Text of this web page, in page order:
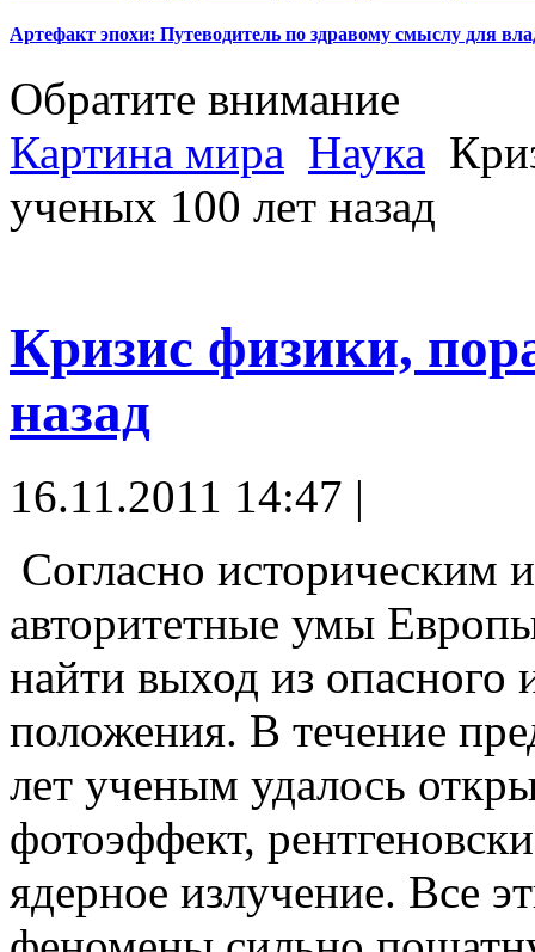
Артефакт эпохи: Путеводитель по здравому смыслу для
Обратите внимание
Картина мира Наука
ученых 100 лет назад
Кризис физики,
назад
16.11.2011 14:47 |
Согласно историческим
авторитетные умы
найти выход из
положения. В течение
лет ученым удалось
фотоэффект,
ядерное излучение. Все